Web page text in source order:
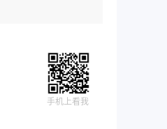
手机上看我